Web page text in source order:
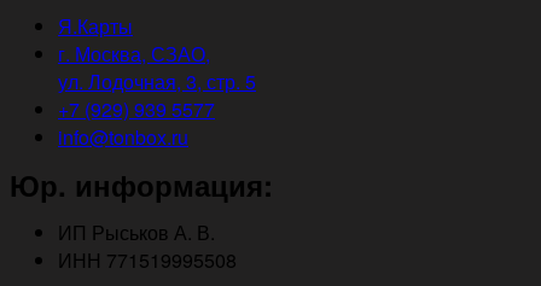
Я.Карты
г. Москва, СЗАО,
ул. Лодочная, 3, стр. 5
+7 (929) 939 5577
info@tonbox.ru
Юр. информация:
ИП Рыськов А. В.
ИНН 771519995508